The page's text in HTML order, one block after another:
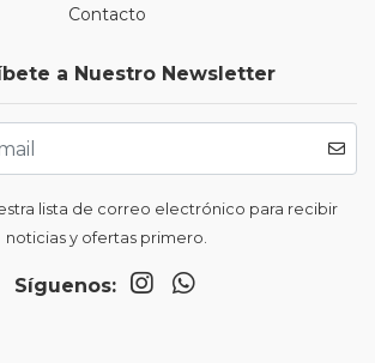
Contacto
a Nuestro Newsletter
lista de correo electrónico para recibir
noticias y ofertas primero.
Síguenos: